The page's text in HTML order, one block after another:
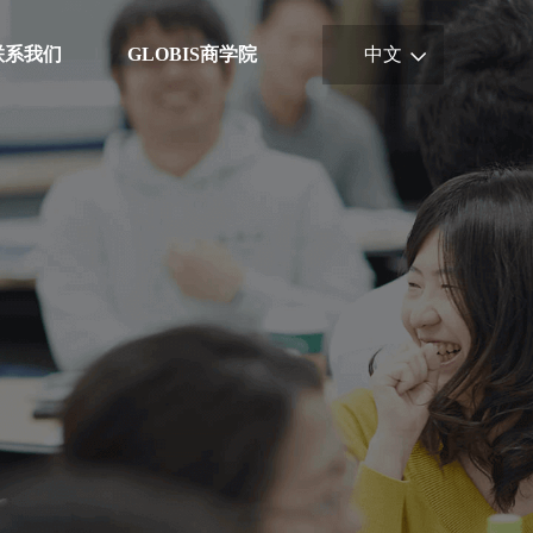
系我们 GLOBIS商学院 中文